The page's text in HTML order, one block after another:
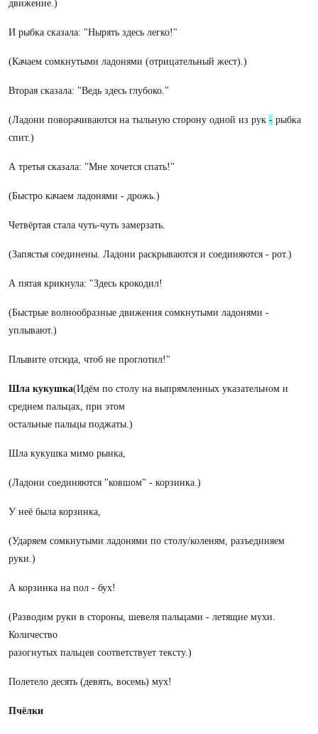
движение.)
И рыбка сказала: "Нырять здесь легко!"
(Качаем сомкнутыми ладонями (отрицательный жест).)
Вторая сказала: "Ведь здесь глубоко."
(Ладони поворачиваются на тыльную сторону одной из рук - рыбка
спит.)
А третья сказала: "Мне хочется спать!"
(Быстро качаем ладонями - дрожь.)
Четвёртая стала чуть-чуть замерзать.
(Запястья соединены. Ладони раскрываются и соединяются - рот.)
А пятая крикнула: "Здесь крокодил!
(Быстрые волнообразные движения сомкнутыми ладонями -
уплывают.)
Плывите отсюда, чтоб не проглотил!"
Шла кукушка(Идём по столу на выпрямленных указательном и
среднем пальцах, при этом
остальные пальцы поджаты.)
Шла кукушка мимо рынка,
(Ладони соединяются "ковшом" - корзинка.)
У неё была корзинка,
(Ударяем сомкнутыми ладонями по столу/коленям, разъединяем
руки.)
А корзинка на пол - бух!
(Разводим руки в стороны, шевеля пальцами - летящие мухи.
Количество
разогнутых пальцев соответствует тексту.)
Полетело десять (девять, восемь) мух!
Пчёлки